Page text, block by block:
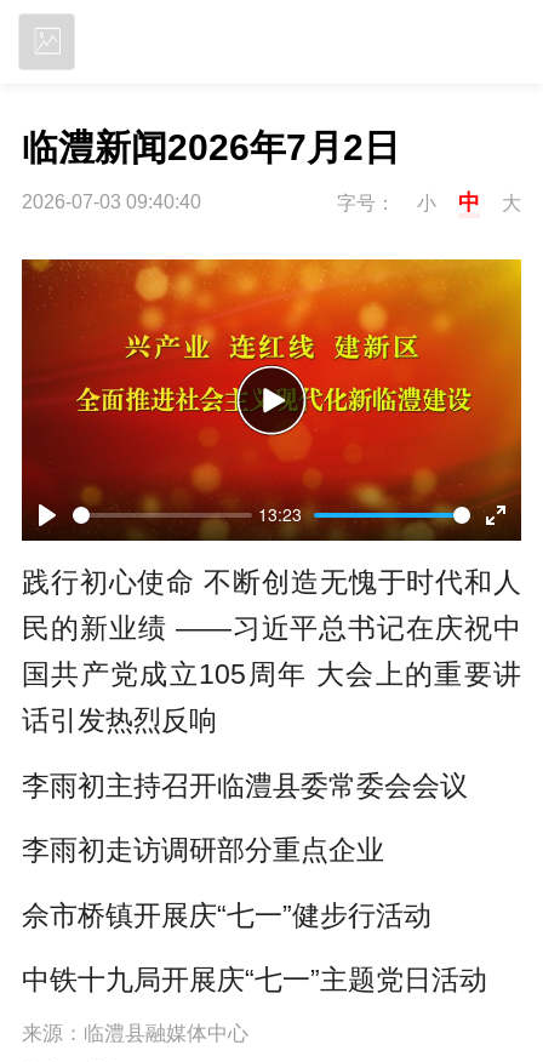
临澧新闻2026年7月2日
2026-07-03 09:40:40 字号： 小 中 大
P
l
a
y
13:23
E
n
t
e
P
l
a
y
践行初心使命 不断创造无愧于时代和人
民的新业绩 ——习近平总书记在庆祝中
国共产党成立105周年 大会上的重要讲
话引发热烈反响
李雨初主持召开临澧县委常委会会议
李雨初走访调研部分重点企业
佘市桥镇开展庆“七一”健步行活动
中铁十九局开展庆“七一”主题党日活动
来源：临澧县融媒体中心